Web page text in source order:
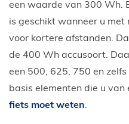
een waarde van 300 Wh.
is geschikt wanneer u met
voor kortere afstanden.
de 400 Wh accusoort.
een 500, 625, 750 en
basis elementen die u van
fiets moet weten.